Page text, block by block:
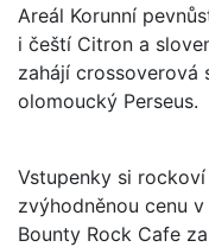
Areál Korunní
i čeští Citron a
zahájí crossoverová
olomoucký Perseus.
Vstupenky si
zvýhodněnou cenu v
Bounty Rock Cafe